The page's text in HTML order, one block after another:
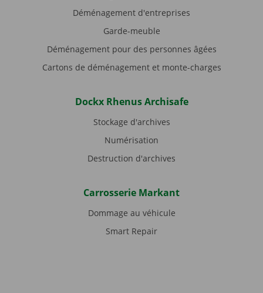
Déménagement d'entreprises
Garde-meuble
Déménagement pour des personnes âgées
Cartons de déménagement et monte-charges
Dockx Rhenus Archisafe
Stockage d'archives
Numérisation
Destruction d'archives
Carrosserie Markant
Dommage au véhicule
Smart Repair